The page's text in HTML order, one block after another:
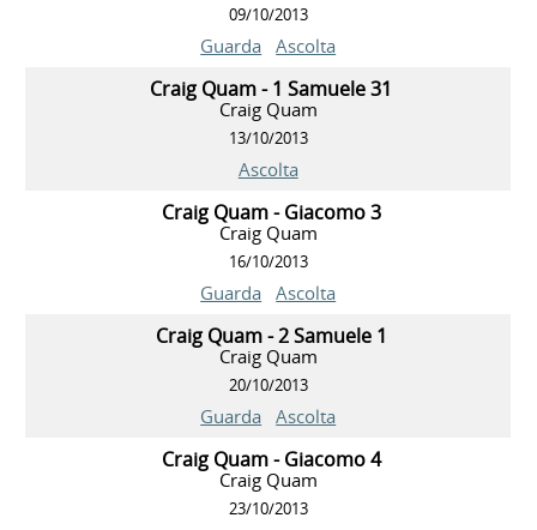
09/10/2013
Guarda Ascolta
Craig Quam - 1 Samuele 31
Craig Quam
13/10/2013
Ascolta
Craig Quam - Giacomo 3
Craig Quam
16/10/2013
Guarda Ascolta
Craig Quam - 2 Samuele 1
Craig Quam
20/10/2013
Guarda Ascolta
Craig Quam - Giacomo 4
Craig Quam
23/10/2013